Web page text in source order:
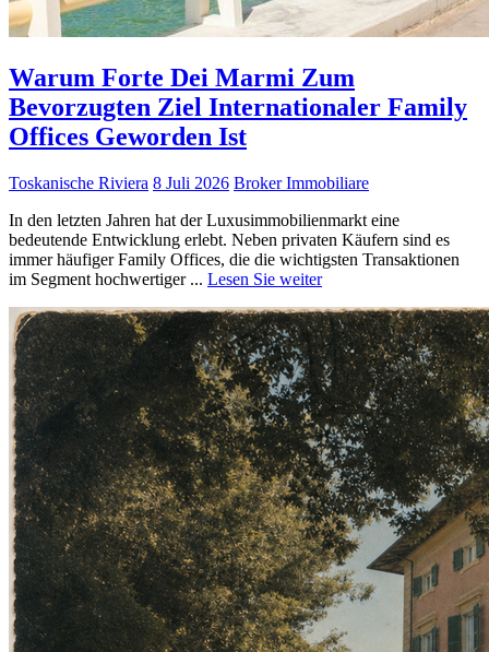
Warum Forte Dei Marmi Zum
Bevorzugten Ziel Internationaler Family
Offices Geworden Ist
Toskanische Riviera 8 Juli 2026 Broker Immobiliare
In den letzten Jahren hat der Luxusimmobilienmarkt eine
bedeutende Entwicklung erlebt. Neben privaten Käufern sind es
immer häufiger Family Offices, die die wichtigsten Transaktionen
im Segment hochwertiger ... Lesen Sie weiter